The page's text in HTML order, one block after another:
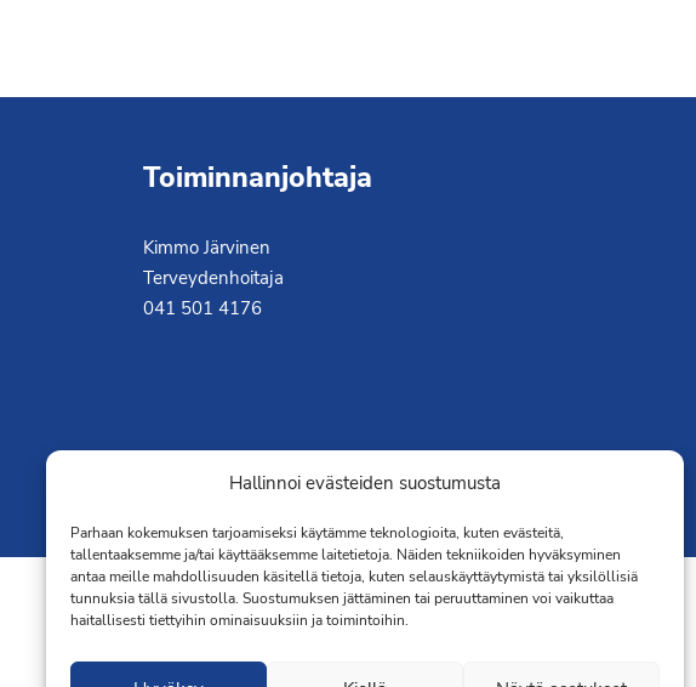
Hallinnoi evästeiden suostumusta
Parhaan kokemuksen tarjoamiseksi käytämme teknologioita, kuten evästeitä,
tallentaaksemme ja/tai käyttääksemme laitetietoja. Näiden tekniikoiden hyväksyminen
antaa meille mahdollisuuden käsitellä tietoja, kuten selauskäyttäytymistä tai yksilöllisiä
tunnuksia tällä sivustolla. Suostumuksen jättäminen tai peruuttaminen voi vaikuttaa
haitallisesti tiettyihin ominaisuuksiin ja toimintoihin.
Toiminnanjohtaja
Kimmo Järvinen
Terveydenhoitaja
041 501 4176